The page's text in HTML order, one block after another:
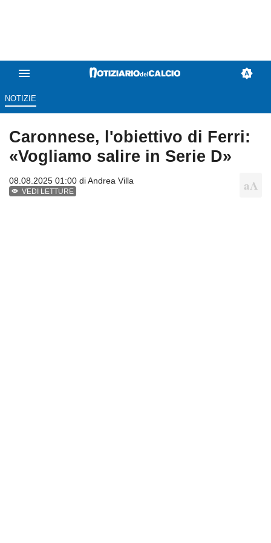
NOTIZIE
Caronnese, l'obiettivo di Ferri:
«Vogliamo salire in Serie D»
08.08.2025 01:00 diAndrea Villa
VEDI LETTURE